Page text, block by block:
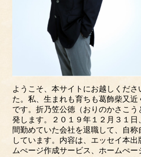
ようこそ、本サイトにお越しくださ
た。私、生まれも育ちも葛飾柴又近
です。折乃笠公徳（おりのかさこう
発します。２０１９年１２月３１日
間勤めていた会社を退職して、自称
しています。内容は、エッセイ本出
ムぺージ作成サービス、ホームぺー